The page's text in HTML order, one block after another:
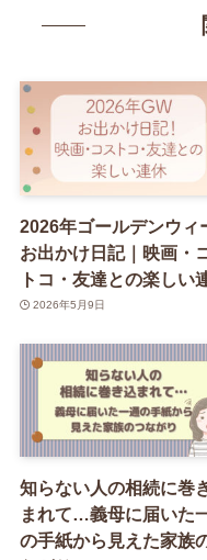
2026年ゴールデンウィ
お出かけ日記｜映画・
トコ・友達との楽しい
2026年5月9日
知らない人の相続に巻
まれて…義母に届いた
の手紙から見えた家族